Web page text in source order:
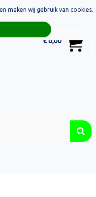
€ 0,00
maken wij gebruik van cookies.